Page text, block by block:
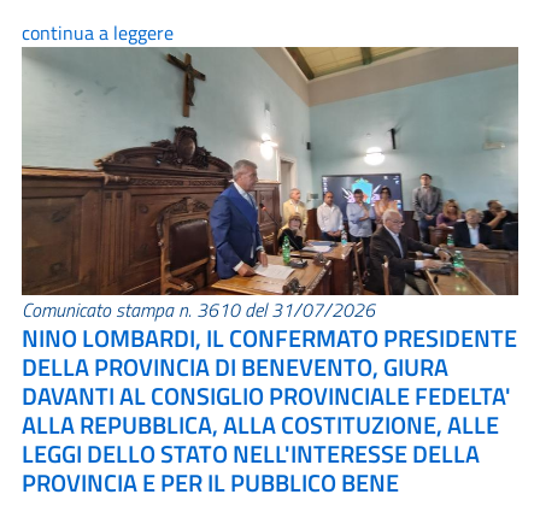
continua a leggere
Comunicato stampa n. 3610 del 31/07/2026
NINO LOMBARDI, IL CONFERMATO PRESIDENTE
DELLA PROVINCIA DI BENEVENTO, GIURA
DAVANTI AL CONSIGLIO PROVINCIALE FEDELTA'
ALLA REPUBBLICA, ALLA COSTITUZIONE, ALLE
LEGGI DELLO STATO NELL'INTERESSE DELLA
PROVINCIA E PER IL PUBBLICO BENE